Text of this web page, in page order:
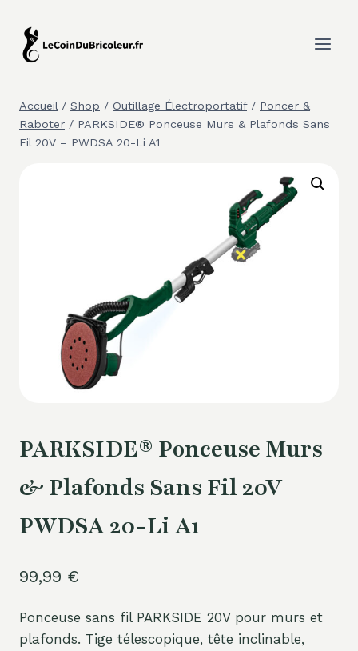
contenu
Accueil / Shop / Outillage Électroportatif / Poncer &
Raboter / PARKSIDE® Ponceuse Murs & Plafonds Sans
Fil 20V – PWDSA 20-Li A1
PARKSIDE® Ponceuse Murs
& Plafonds Sans Fil 20V –
PWDSA 20-Li A1
99,99 €
Ponceuse sans fil PARKSIDE 20V pour murs et
plafonds. Tige télescopique, tête inclinable,